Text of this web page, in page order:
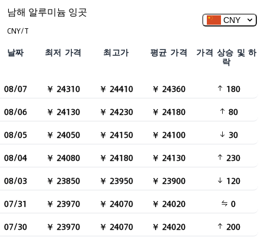
남해 알루미늄 잉곳
CNY/T
CNY
날짜 최저 가격 최고가 평균 가격 가격 상승 및 하
락
08/07 ￥ 24310 ￥ 24410 ￥ 24360
180
08/06
￥ 24130 ￥ 24230 ￥ 24180
80
08/05
￥ 24050 ￥ 24150 ￥ 24100
30
08/04
￥ 24080 ￥ 24180 ￥ 24130
230
08/03
￥ 23850 ￥ 23950 ￥ 23900
120
07/31
￥ 23970 ￥ 24070 ￥ 24020
0
07/30
￥ 23970 ￥ 24070 ￥ 24020
200